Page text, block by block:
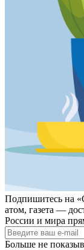
Подпишитесь на
атом, газета —
России и мира
Больше не